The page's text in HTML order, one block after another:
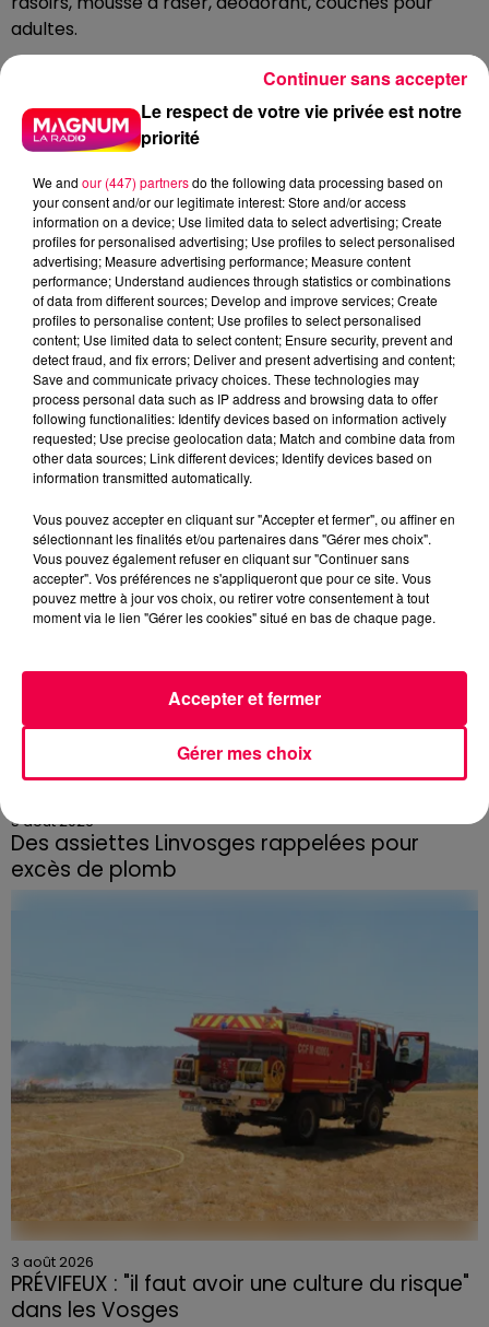
adultes.
En revanche, en raison de la réglementation en
vigueur, aucun médicament ne pourra être collecté.
Seuls les produits d'hygiène, les articles pour bébés et
les fournitures de santé non médicamenteuses seront
APRÈS LA COLLECTE : PLACE AU
STOCKAGE ET À L'ACHEMINEMENT
Une fois la collecte achevée, c'est l'association Les
Bruits du Cœur 54 qui prendra le relais pour assurer le
stockage des dons, avant leur acheminement vers le
Venezuela via le dispositif mis en place par CMA CGM.
DERNIÈRES INFOS
5 août 2026
Des assiettes Linvosges rappelées pour
excès de plomb
Du plomb a été détecté dans deux assiettes en
3 août 2026
PRÉVIFEUX : "il faut avoir une culture du risque"
dans les Vosges
Le respect de votre vie privée est notre
priorité
We and our (447) partnersdo the following data processing based on
your consent and/or our legitimate interest: Store and/or access
information on a device; Use limited data to select advertising; Create
profiles for personalised advertising; Use profiles to select personalised
advertising; Measure advertising performance; Measure content
performance; Understand audiences through statistics or combinations
of data from different sources; Develop and improve services; Create
profiles to personalise content; Use profiles to select personalised
content; Use limited data to select content; Ensure security, prevent and
detect fraud, and fix errors; Deliver and present advertising and content;
Save and communicate privacy choices. These technologies may
process personal data such as IP address and browsing data to offer
following functionalities: Identify devices based on information actively
requested; Use precise geolocation data; Match and combine data from
other data sources; Link different devices; Identify devices based on
information transmitted automatically.
Vous pouvez accepter en cliquant sur "Accepter et fermer", ou affiner en
sélectionnant les finalités et/ou partenaires dans "Gérer mes choix".
Vous pouvez également refuser en cliquant sur "Continuer sans
accepter". Vos préférences ne s'appliqueront que pour ce site. Vous
pouvez mettre à jour vos choix, ou retirer votre consentement à tout
moment via le lien "Gérer les cookies" situé en bas de chaque page.
Gérer mes choix
Accepter et fermer
Continuer sans accepter